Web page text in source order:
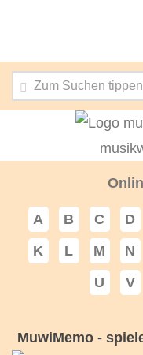
A B C D
K
L M N
U
V
MuwiMemo -